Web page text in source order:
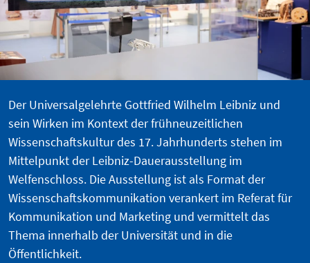
Der Universalgelehrte Gottfried Wilhelm Leibniz und
sein Wirken im Kontext der frühneuzeitlichen
Wissenschaftskultur des 17. Jahrhunderts stehen im
Mittelpunkt der Leibniz-Dauerausstellung im
Welfenschloss. Die Ausstellung ist als Format der
Wissenschaftskommunikation verankert im Referat für
Kommunikation und Marketing und vermittelt das
Thema innerhalb der Universität und in die
Öffentlichkeit.